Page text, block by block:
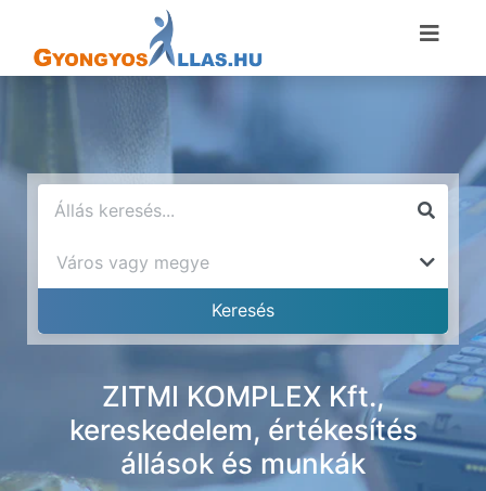
ZITMI KOMPLEX Kft.,
kereskedelem, értékesítés
állások és munkák